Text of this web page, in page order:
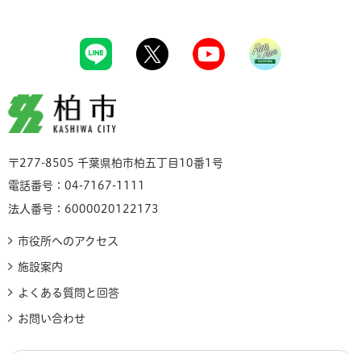
柏市
〒277-8505 千葉県柏市柏五丁目10番1号
電話番号：04-7167-1111
法人番号：6000020122173
市役所へのアクセス
施設案内
よくある質問と回答
お問い合わせ